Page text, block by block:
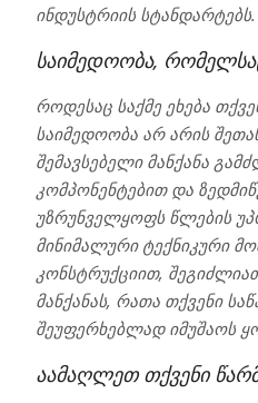
ინდუსტრიის სტანდარტებს.
საიმედოობა,
როდესაც საქმე ეხება
საიმედოობა არ არის
შემავსებელი მანქანა
კომპონენტებით და
უზრუნველყოფს წლების
მინიმალური ტექნიკური
კონსტრუქციით,
მანქანას, რათა თქვენი
შეუფერხებლად იმუშაოს
აამაღლეთ თქვენი